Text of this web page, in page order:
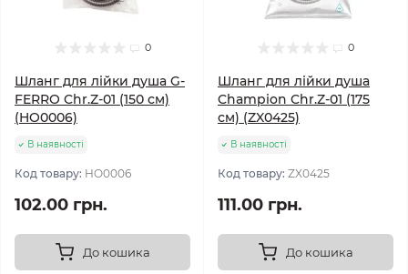
0
Шланг для лійки душа G-
FERRO Chr.Z-01 (150 см)
(HO0006)
В наявності
Код товару: HO0006
102.00 грн.
До кошика
0
Шланг для лійки душа
Champion Chr.Z-01 (175
см) (ZX0425)
В наявності
Код товару: ZX0425
111.00 грн.
До кошика